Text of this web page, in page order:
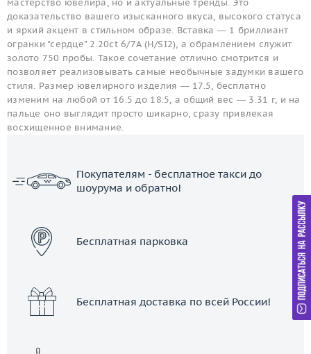
мастерство ювелира, но и актуальные тренды. Это
доказательство вашего изысканного вкуса, высокого статуса
и яркий акцент в стильном образе. Вставка — 1 бриллиант
огранки "сердце" 2.20ct 6/7A (H/SI2), а обрамлением служит
золото 750 пробы. Такое сочетание отлично смотрится и
позволяет реализовывать самые необычные задумки вашего
стиля. Размер ювелирного изделия — 17.5, бесплатно
изменим на любой от 16.5 до 18.5, а общий вес — 3.31 г, и на
пальце оно выглядит просто шикарно, сразу привлекая
восхищенное внимание.
Покупателям - бесплатное такси до
шоурума и обратно!
Бесплатная парковка
Бесплатная доставка по всей России!